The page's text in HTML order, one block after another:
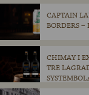
CAPTAIN
BORDERS –
CHIMAY I
TRE